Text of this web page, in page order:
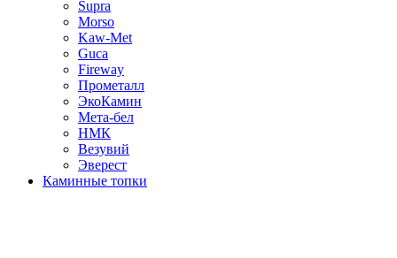
Supra
Morso
Kaw-Met
Guca
Fireway
Прометалл
ЭкоКамин
Мета-бел
НМК
Везувий
Эверест
Каминные топки